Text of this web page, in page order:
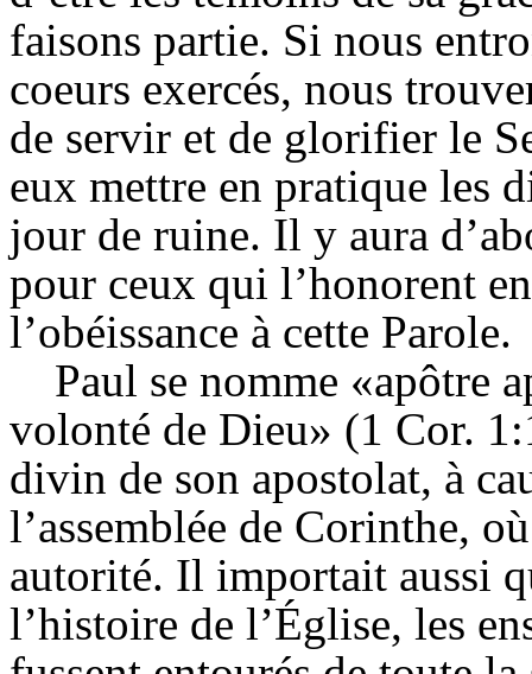
faisons partie. Si nous
coeurs exercés, nous
de servir et de glorifier le
eux mettre en pratique les
jour de ruine. Il y aura
pour ceux qui l’honorent
l’obéissance à cette Parole.
Paul se nomme «apôtre
volonté de Dieu» (1 Cor.
divin de son apostolat, à
l’assemblée de Corinthe,
autorité. Il importait aussi
l’histoire de l’Église, les